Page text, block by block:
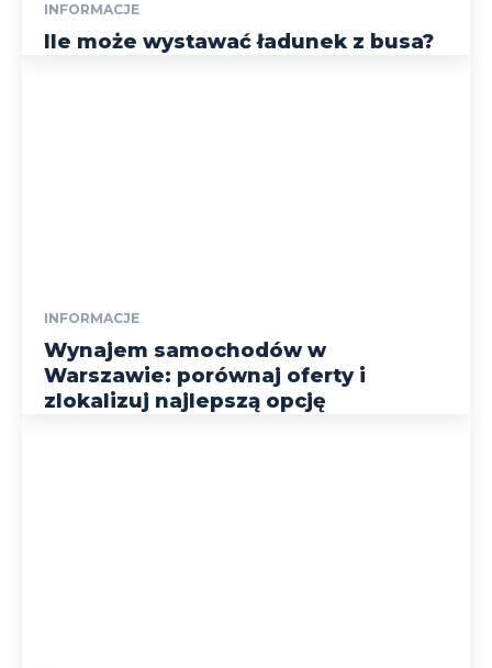
INFORMACJE
Ile może wystawać ładunek z busa?
INFORMACJE
Wynajem samochodów w
Warszawie: porównaj oferty i
zlokalizuj najlepszą opcję